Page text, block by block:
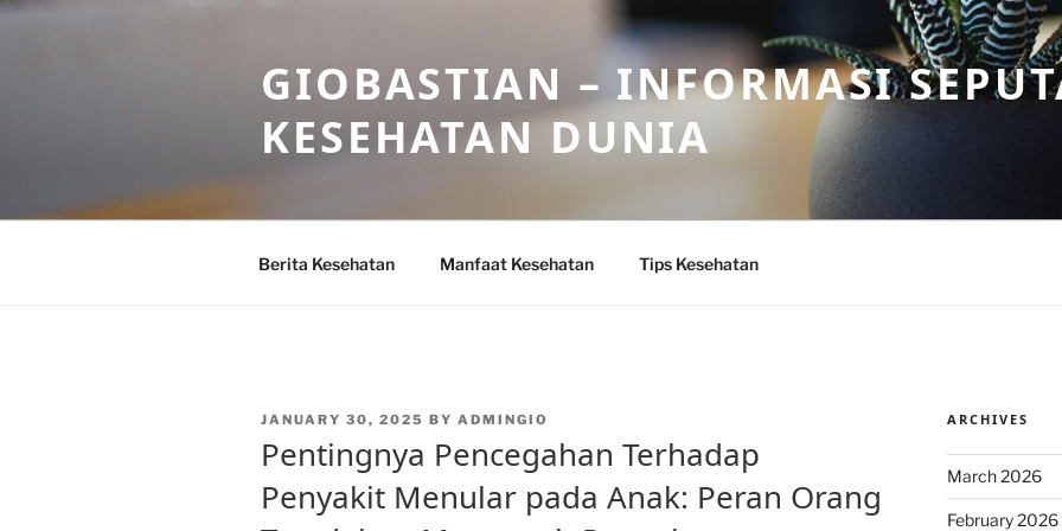
Skip
GIOBASTIAN – INFORMASI
KESEHATAN DUNIA
Berita Kesehatan Manfaat Kesehatan Tips Kesehatan
POSTED
JANUARY 30, 2025 BY ADMINGIO
Pentingnya Pencegahan Terhadap
Penyakit Menular pada Anak: Peran Orang
ARCHIVES
March 2026
February 2026